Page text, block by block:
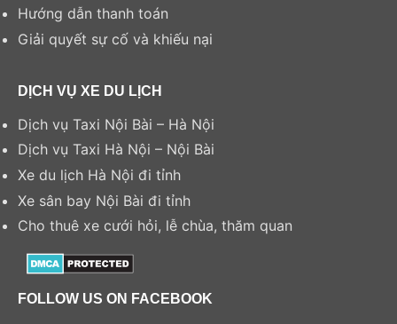
Hướng dẫn thanh toán
Giải quyết sự cố và khiếu nại
DỊCH VỤ XE DU LỊCH
Dịch vụ Taxi Nội Bài – Hà Nội
Dịch vụ Taxi Hà Nội – Nội Bài
Xe du lịch Hà Nội đi tỉnh
Xe sân bay Nội Bài đi tỉnh
Cho thuê xe cưới hỏi, lễ chùa, thăm quan
FOLLOW US ON FACEBOOK